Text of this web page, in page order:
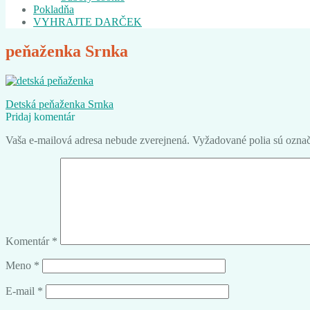
Pokladňa
VYHRAJTE DARČEK
peňaženka Srnka
Navigácia
v
článku
Predchádzajúci
článok:
Detská peňaženka Srnka
Pridaj komentár
Vaša e-mailová adresa nebude zverejnená. Vyžadované polia sú
Komentár *
Meno *
E-mail *